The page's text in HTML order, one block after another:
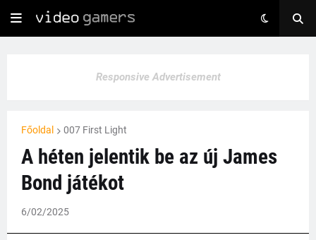
Responsive Advertisement
Főoldal 007 First Light
A héten jelentik be az új James
Bond játékot
6/02/2025